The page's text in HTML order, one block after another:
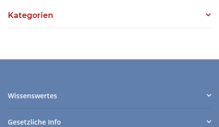
Kategorien
Wissenswertes
Gesetzliche Info